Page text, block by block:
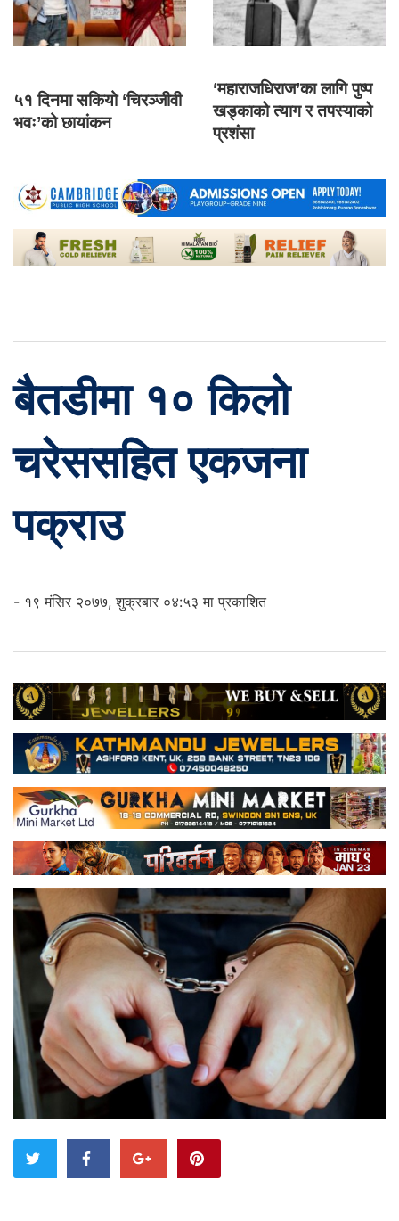
५१ दिनमा सकियो ‘चिरञ्जीवी
भवः’को छायांकन
‘महाराजधिराज’का लागि पुष्प
खड्काको त्याग र तपस्याको
प्रशंसा
बैतडीमा १० किलो
चरेससहित एकजना
पक्राउ
- १९ मंसिर २०७७, शुक्रबार ०४:५३ मा प्रकाशित